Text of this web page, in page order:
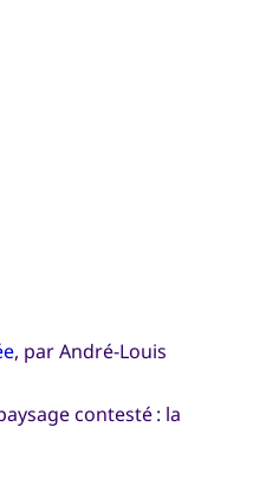
, par André-Louis
contesté : la